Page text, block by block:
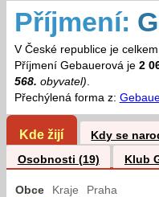
Příjmení:
V České republice je celkem
Příjmení Gebauerová je 2
568. obyvatel).
Přechýlená forma z:
Kde žijí Kdy se
Osobnosti (19)
Klub
Obce Kraje Praha